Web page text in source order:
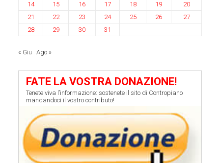
14
15 16 17 18 19
20
21
22 23 24 25 26
27
28
29 30 31
« Giu Ago »
FATE LA VOSTRA DONAZIONE!
Tenete viva l’informazione: sostenete il sito di Contropiano
mandandoci il vostro contributo!